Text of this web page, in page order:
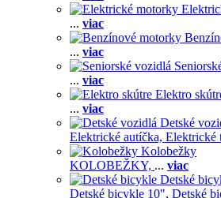
... viac
... viac
... viac
Elektro
... viac
Detské
Elektrické autíčka, Elektrické
Kolobežky
KOLOBEŽKY, ... viac
Detské
Detské bicykle 10", Detské